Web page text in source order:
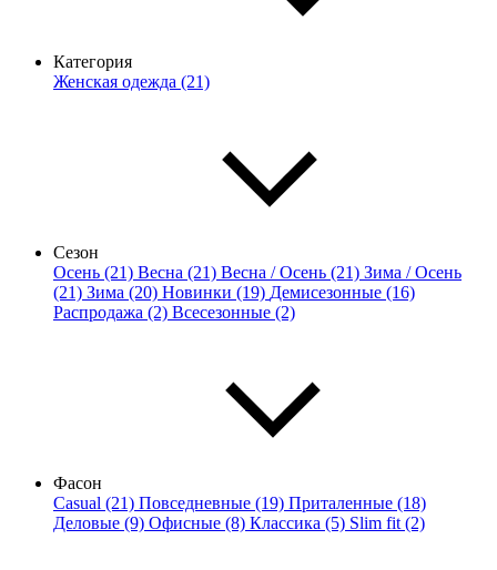
Категория
Женская одежда (21)
Сезон
Осень (21) Весна (21) Весна / Осень (21) Зима / Осень
(21) Зима (20) Новинки (19) Демисезонные (16)
Распродажа (2) Всесезонные (2)
Фасон
Casual (21) Повседневные (19) Приталенные (18)
Деловые (9) Офисные (8) Классика (5) Slim fit (2)